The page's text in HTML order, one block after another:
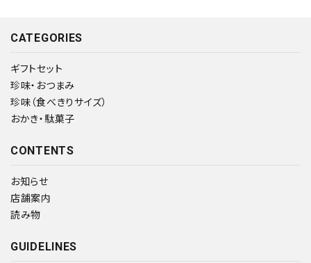
CATEGORIES
ギフトセット
珍味・おつまみ
珍味（食べきりサイズ）
おかき・駄菓子
CONTENTS
お知らせ
店舗案内
読み物
GUIDELINES